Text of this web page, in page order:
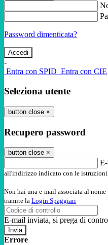
Password dimenticata?
-
Entra con SPID Entra con CIE
Seleziona utente
button close ×
Recupero password
button close ×
all'indirizzo indicato con le istruzioni
Non hai una e-mail associata al
tramite la Login Spaggiari
E-mail inviata, si prega di
Errore